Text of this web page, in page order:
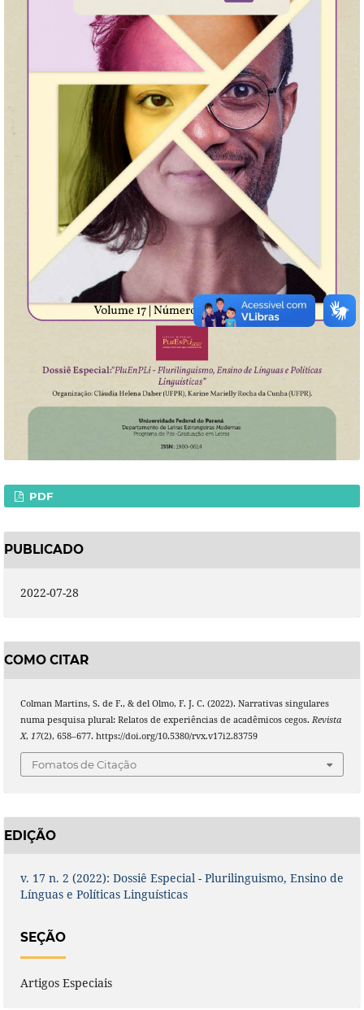
PDF
PUBLICADO
2022-07-28
COMO CITAR
Colman Martins, S. de F., & del Olmo, F. J. C. (2022). Narrativas singulares
numa pesquisa plural: Relatos de experiências de acadêmicos cegos. Revista
X, 17(2), 658–677. https://doi.org/10.5380/rvx.v17i2.83759
Fomatos de Citação
EDIÇÃO
v. 17 n. 2 (2022): Dossiê Especial - Plurilinguismo, Ensino de
Línguas e Políticas Linguísticas
SEÇÃO
Artigos Especiais